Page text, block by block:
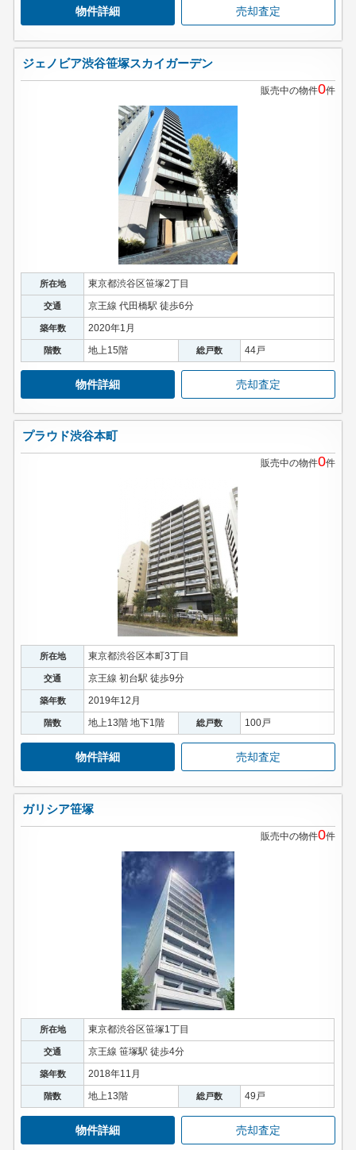
物件詳細 売却査定
ジェノビア渋谷笹塚スカイガーデン
販売中の物件0件
所在地 東京都渋谷区笹塚2丁目
交通 京王線 代田橋駅 徒歩6分
築年数 2020年1月
階数 地上15階 総戸数 44戸
物件詳細 売却査定
プラウド渋谷本町
販売中の物件0件
所在地 東京都渋谷区本町3丁目
交通 京王線 初台駅 徒歩9分
築年数 2019年12月
階数 地上13階 地下1階 総戸数 100戸
物件詳細 売却査定
ガリシア笹塚
販売中の物件0件
所在地 東京都渋谷区笹塚1丁目
交通 京王線 笹塚駅 徒歩4分
築年数 2018年11月
階数 地上13階 総戸数 49戸
物件詳細 売却査定